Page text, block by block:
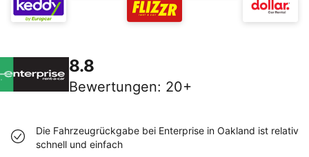
8.8
Bewertungen: 20+
Die Fahrzeugrückgabe bei Enterprise in Oakland ist relativ
schnell und einfach